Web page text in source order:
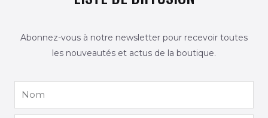
Abonnez-vous à notre newsletter pour recevoir toutes
les nouveautés et actus de la boutique.